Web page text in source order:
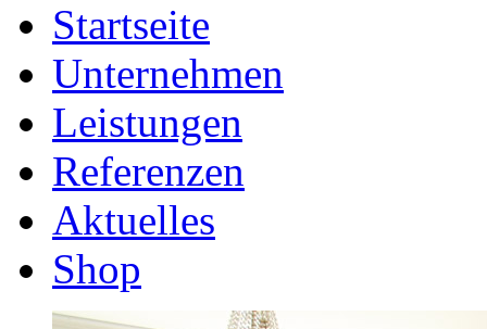
Startseite
Unternehmen
Leistungen
Referenzen
Aktuelles
Shop